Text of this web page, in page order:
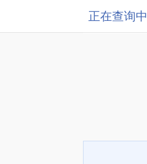
正在查询中